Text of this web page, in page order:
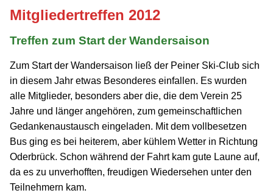
Mitgliedertreffen 2012
Treffen zum Start der Wandersaison
Zum Start der Wandersaison ließ der Peiner Ski-Club sich
in diesem Jahr etwas Besonderes einfallen. Es wurden
alle Mitglieder, besonders aber die, die dem Verein 25
Jahre und länger angehören, zum gemeinschaftlichen
Gedanken­austausch eingeladen. Mit dem vollbesetzen
Bus ging es bei heiterem, aber kühlem Wetter in Richtung
Oderbrück. Schon während der Fahrt kam gute Laune auf,
da es zu unverhofften, freudigen Wiedersehen unter den
Teilnehmern kam.